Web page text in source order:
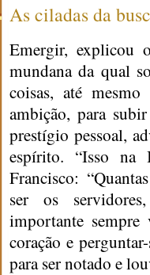
As ciladas da
Emergir, explicou
mundana da qual
coisas, até
ambição, para
prestígio pessoal,
espírito. “Isso na
Francisco:
ser os
importante sempre
coração e
para ser notado e